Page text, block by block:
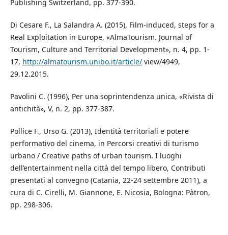
Publishing Switzerland, pp. 377-390.
Di Cesare F., La Salandra A. (2015), Film-induced, steps for a
Real Exploitation in Europe, «AlmaTourism. Journal of
Tourism, Culture and Territorial Development», n. 4, pp. 1-
17, http://almatourism.unibo.it/article/view/4949,
29.12.2015.
Pavolini C. (1996), Per una soprintendenza unica, «Rivista di
antichità», V, n. 2, pp. 377-387.
Pollice F., Urso G. (2013), Identità territoriali e potere
performativo del cinema, in Percorsi creativi di turismo
urbano / Creative paths of urban tourism. I luoghi
dell’entertainment nella città del tempo libero, Contributi
presentati al convegno (Catania, 22-24 settembre 2011), a
cura di C. Cirelli, M. Giannone, E. Nicosia, Bologna: Pàtron,
pp. 298-306.